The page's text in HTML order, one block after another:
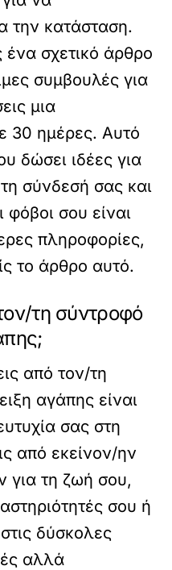
την κατάσταση.
ένα σχετικό άρθρο
συμβουλές για
μια
30 ημέρες. Αυτό
δώσει ιδέες για
σύνδεσή σας και
σου είναι
πληροφορίες,
το άρθρο αυτό.
τη σύντροφό
από τον/τη
αγάπης είναι
σας στη
από εκείνον/ην
για τη ζωή σου,
σου ή
δύσκολες
αλλά